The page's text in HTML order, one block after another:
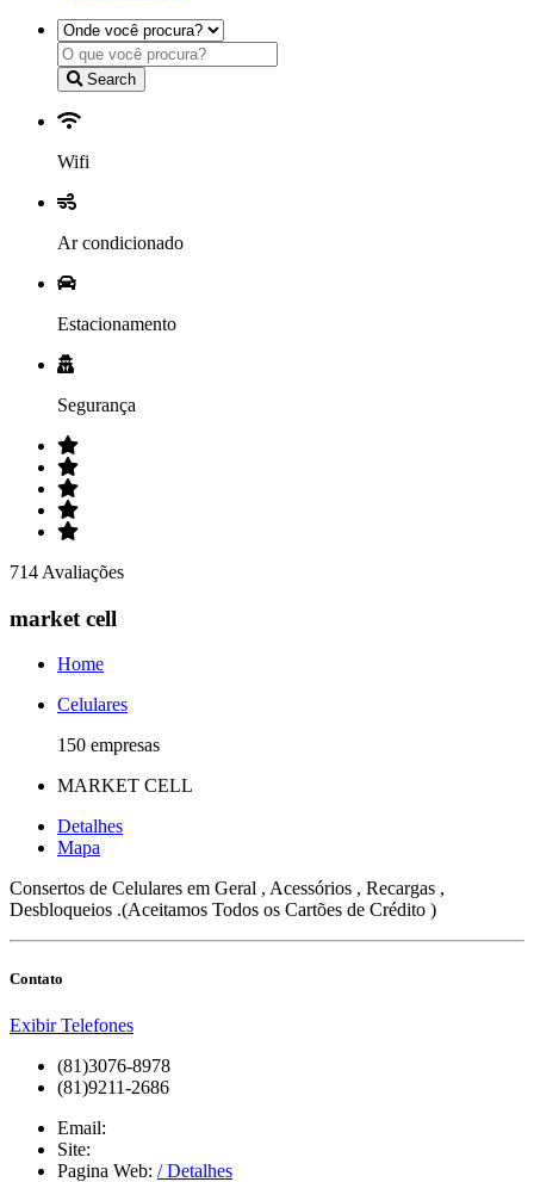
Search
Wifi
Ar condicionado
Estacionamento
Segurança
714 Avaliações
market cell
Home
Celulares
150 empresas
MARKET CELL
Detalhes
Mapa
Consertos de Celulares em Geral , Acessórios , Recargas ,
Desbloqueios .(Aceitamos Todos os Cartões de Crédito )
Contato
Exibir Telefones
(81)3076-8978
(81)9211-2686
Email:
Site:
Pagina Web: / Detalhes